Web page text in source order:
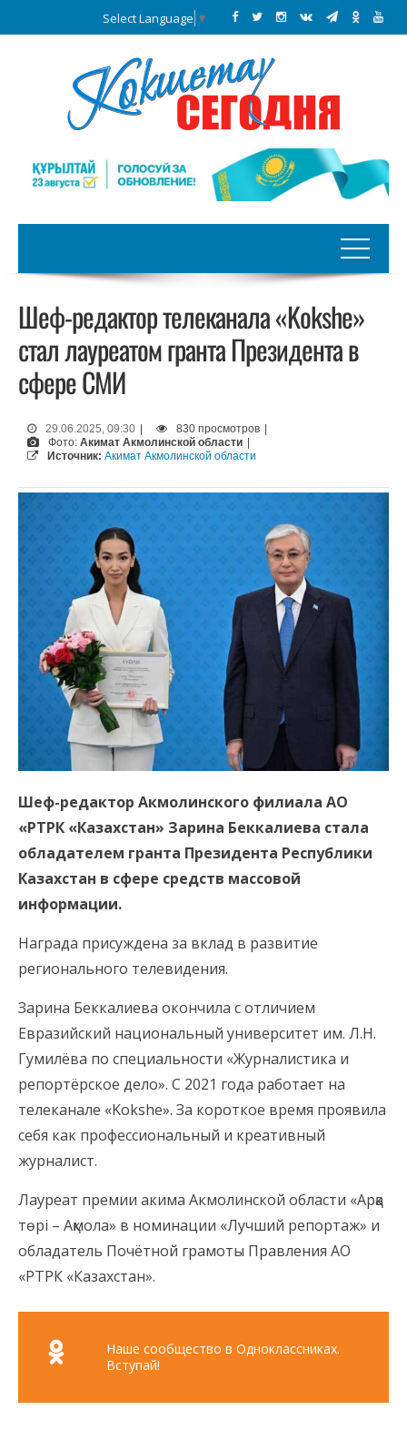
Select Language ▼
Шеф-редактор телеканала «Kokshe»
стал лауреатом гранта Президента в
сфере СМИ
29.06.2025, 09:30 830 просмотров
Фото: Акимат Акмолинской области
Источник: Акимат Акмолинской области
Шеф-редактор Акмолинского филиала АО
«РТРК «Казахстан» Зарина Беккалиева стала
обладателем гранта Президента Республики
Казахстан в сфере средств массовой
информации.
Награда присуждена за вклад в развитие
регионального телевидения.
Зарина Беккалиева окончила с отличием
Евразийский национальный университет им. Л.Н.
Гумилёва по специальности «Журналистика и
репортёрское дело». С 2021 года работает на
телеканале «Kokshe». За короткое время проявила
себя как профессиональный и креативный
журналист.
Лауреат премии акима Акмолинской области «Арқа
төрі – Ақмола» в номинации «Лучший репортаж» и
обладатель Почётной грамоты Правления АО
«РТРК «Казахстан».
Наше сообщество в Одноклассниках.
Вступай!